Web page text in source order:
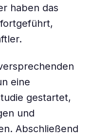
haben das
eine
gestartet,
und
Abschließend